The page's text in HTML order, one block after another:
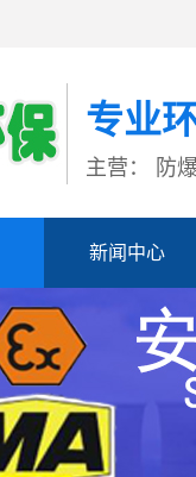
专业
主营： 防
新闻中心